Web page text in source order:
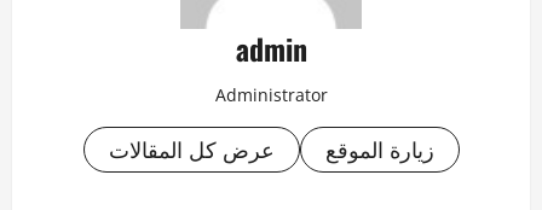
admin
Administrator
زيارة الموقع عرض كل المقالات